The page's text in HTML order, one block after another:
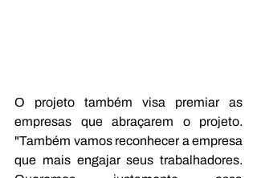
O projeto também visa premiar as
empresas que abraçarem o projeto.
"Também vamos reconhecer a empresa
que mais engajar seus trabalhadores.